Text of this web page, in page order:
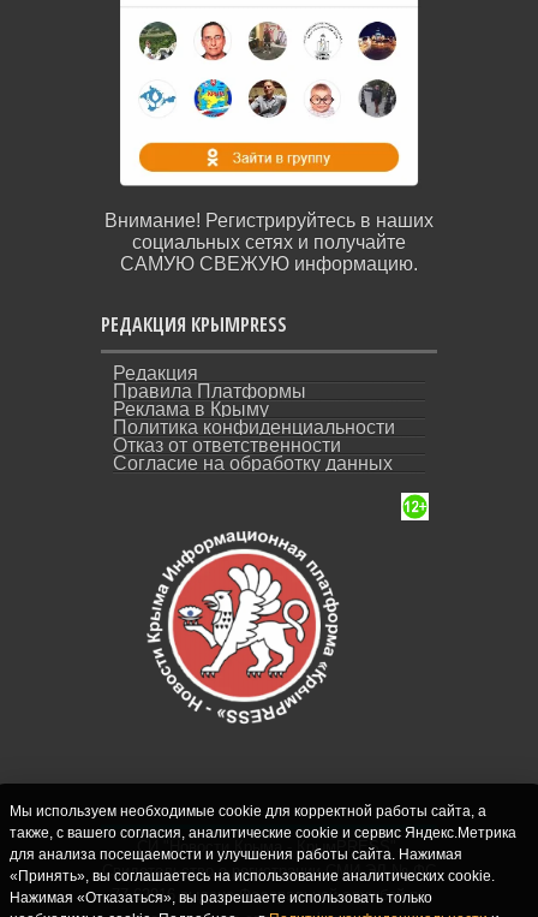
Внимание! Регистрируйтесь в наших
социальных сетях и получайте
САМУЮ СВЕЖУЮ информацию.
РЕДАКЦИЯ КРЫМPRESS
Редакция
Правила Платформы
Реклама в Крыму
Политика конфиденциальности
Отказ от ответственности
Согласие на обработку данных
СИ "Новости Крыма - КрымPRESS".
Свидетельство о регистрации СМИ ЭЛ № ФС
77-62916 выдано Федеральной службой по
Мы используем необходимые cookie для корректной работы сайта, а
также, с вашего согласия, аналитические cookie и сервис Яндекс.Метрика
для анализа посещаемости и улучшения работы сайта. Нажимая
«Принять», вы соглашаетесь на использование аналитических cookie.
Нажимая «Отказаться», вы разрешаете использовать только